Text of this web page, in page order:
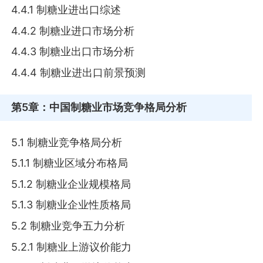
4.4.1 制糖业进出口综述
4.4.2 制糖业进口市场分析
4.4.3 制糖业出口市场分析
4.4.4 制糖业进出口前景预测
第5章 ：中国制糖业市场竞争格局分析
5.1 制糖业竞争格局分析
5.1.1 制糖业区域分布格局
5.1.2 制糖业企业规模格局
5.1.3 制糖业企业性质格局
5.2 制糖业竞争五力分析
5.2.1 制糖业上游议价能力